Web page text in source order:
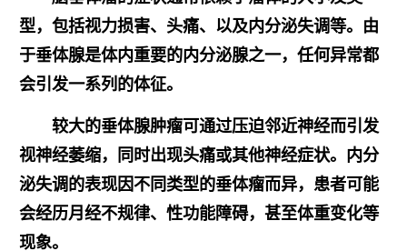
型， 包括视力损害、 头痛、以及内分泌失调等。由
于垂体腺是体内重要的内分泌腺之一，任何异常都
会引发一系列的体征。
较大的垂体腺肿瘤可通过压迫邻近神经而引发
视神经萎缩，同时出现头痛或其他神经症状。内分
泌失调的表现因不同类型的垂体瘤而异，患者可能
会经历月经不规律、性功能障碍，甚至体重变化等
现象。